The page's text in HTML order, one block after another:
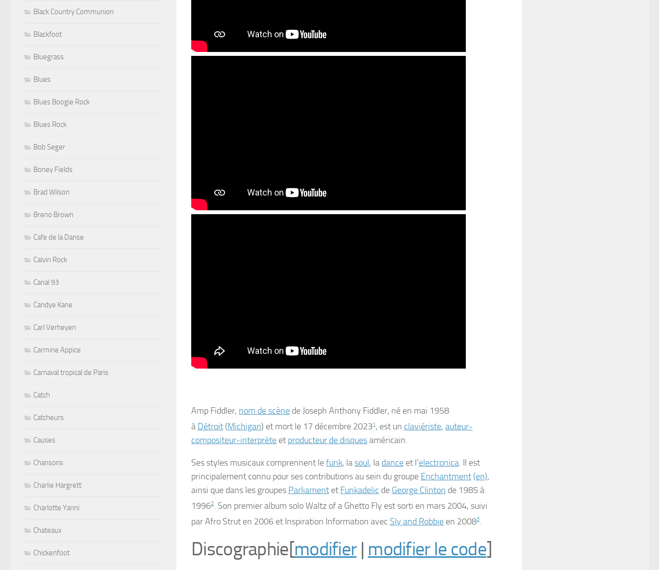
Amp Fiddler, nom de scène de Joseph Anthony Fiddler, né en mai 1958
à Détroit (Michigan) et mort le 17 décembre 20231, est un claviériste, auteur-
compositeur-interprète et producteur de disquesaméricain.
Ses styles musicaux comprennent lefunk, la soul, la dance et l’electronica. Il est
principalement connu pour ses contributions au sein du groupe Enchantment (en),
ainsi que dans les groupes Parliament et Funkadelic de George Clinton de 1985 à
19962. Son premier album soloWaltz of a Ghetto Fly est sorti en mars 2004, suivi
parAfro Strut en 2006 et Inspiration Information avec Sly and Robbie en 20083.
Discographie[modifier| modifier le code]
Black Country Communion
Blackfoot
Bluegrass
Blues
Blues Boogie Rock
Blues Rock
Bob Seger
Boney Fields
Brad Wilson
Breno Brown
Cafe de la Danse
Calvin Rock
Canal 93
Candye Kane
Carl Verheyen
Carmine Appice
Carnaval tropical de Paris
Catch
Catcheurs
Causes
Chansons
Charlie Hargrett
Charlotte Yanni
Chateaux
Chickenfoot